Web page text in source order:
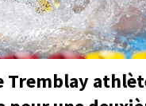
Tremblay